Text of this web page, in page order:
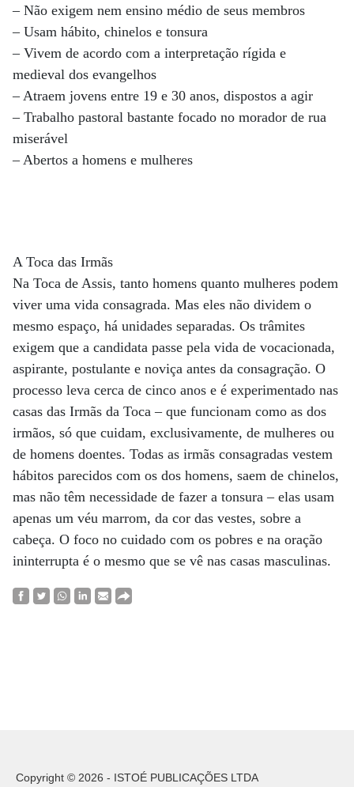
– Não exigem nem ensino médio de seus membros
– Usam hábito, chinelos e tonsura
– Vivem de acordo com a interpretação rígida e
medieval dos evangelhos
– Atraem jovens entre 19 e 30 anos, dispostos a agir
– Trabalho pastoral bastante focado no morador de rua
miserável
– Abertos a homens e mulheres
A Toca das Irmãs
Na Toca de Assis, tanto homens quanto mulheres podem
viver uma vida consagrada. Mas eles não dividem o
mesmo espaço, há unidades separadas. Os trâmites
exigem que a candidata passe pela vida de vocacionada,
aspirante, postulante e noviça antes da consagração. O
processo leva cerca de cinco anos e é experimentado nas
casas das Irmãs da Toca – que funcionam como as dos
irmãos, só que cuidam, exclusivamente, de mulheres ou
de homens doentes. Todas as irmãs consagradas vestem
hábitos parecidos com os dos homens, saem de chinelos,
mas não têm necessidade de fazer a tonsura – elas usam
apenas um véu marrom, da cor das vestes, sobre a
cabeça. O foco no cuidado com os pobres e na oração
ininterrupta é o mesmo que se vê nas casas masculinas.
Copyright © 2026 - ISTOÉ PUBLICAÇÕES LTDA